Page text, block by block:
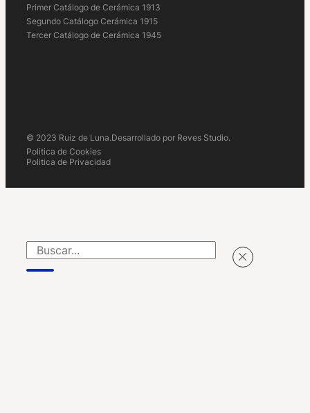
Primer Catálogo de Cerámica 1913
Segundo Catálogo Cerámica 1915
Tercer Catálogo de Cerámica 1945
© 2023 Ruiz de Luna.Desarrollado por Reves Studio.
Politica de Cookies
Politica de Privacidad